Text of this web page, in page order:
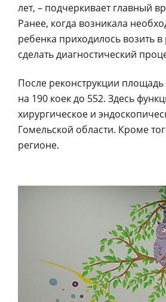
лет, – подчеркивает главный
Ранее, когда возникала
ребенка приходилось возить
сделать диагностический
После реконструкции
на 190 коек до 552. Здесь
хирургическое и
Гомельской области. Кроме
регионе.